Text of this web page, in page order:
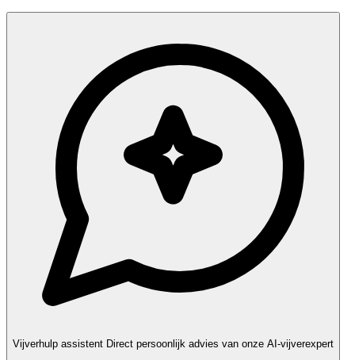
Vijverhulp assistent Direct persoonlijk advies van onze AI-vijverexpert